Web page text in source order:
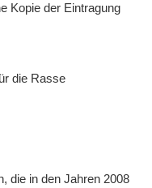
Kopie der Eintragung
die Rasse
die in den Jahren 2008